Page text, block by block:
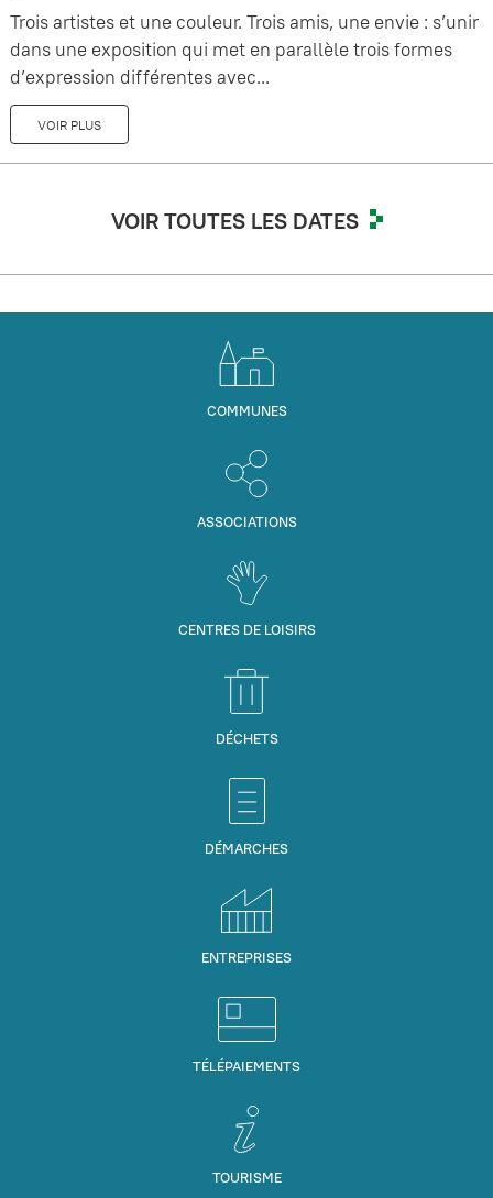
Trois artistes et une couleur. Trois amis, une envie : s’unir
dans une exposition qui met en parallèle trois formes
d’expression différentes avec...
VOIR PLUS
VOIR TOUTES LES DATES
COMMUNES
ASSOCIATIONS
CENTRES DE LOISIRS
DÉCHETS
DÉMARCHES
ENTREPRISES
TÉLÉPAIEMENTS
TOURISME